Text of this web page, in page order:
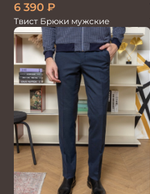
6 390 ₽
Твист Брюки мужские